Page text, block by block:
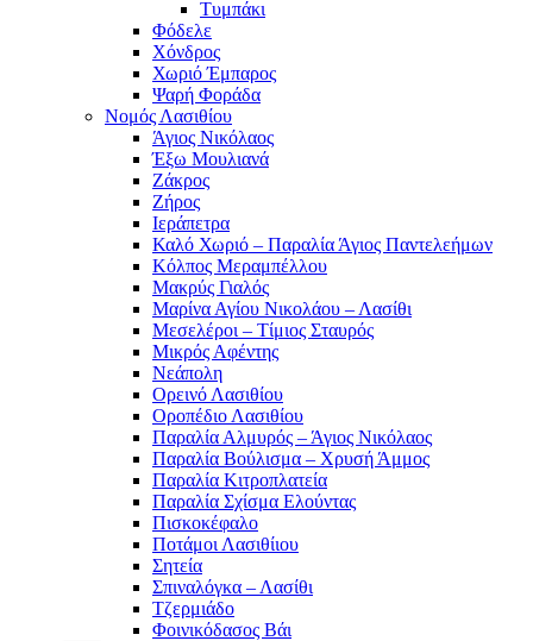
Τυμπάκι
Φόδελε
Χόνδρος
Χωριό Έμπαρος
Ψαρή Φοράδα
Νομός Λασιθίου
Άγιος Νικόλαος
Έξω Μουλιανά
Ζάκρος
Ζήρος
Ιεράπετρα
Καλό Χωριό – Παραλία Άγιος Παντελεήμων
Κόλπος Μεραμπέλλου
Μακρύς Γιαλός
Μαρίνα Αγίου Νικολάου – Λασίθι
Μεσελέροι – Τίμιος Σταυρός
Μικρός Αφέντης
Νεάπολη
Ορεινό Λασιθίου
Οροπέδιο Λασιθίου
Παραλία Αλμυρός – Άγιος Νικόλαος
Παραλία Βούλισμα – Χρυσή Άμμος
Παραλία Κιτροπλατεία
Παραλία Σχίσμα Ελούντας
Πισκοκέφαλο
Ποτάμοι Λασιθίιου
Σητεία
Σπιναλόγκα – Λασίθι
Τζερμιάδο
Φοινικόδασος Βάι